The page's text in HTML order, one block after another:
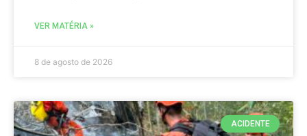
VER MATÉRIA »
8 de agosto de 2026
ACIDENTE